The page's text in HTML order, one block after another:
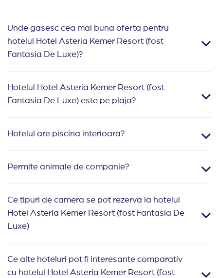
Unde gasesc cea mai buna oferta pentru
hotelul Hotel Asteria Kemer Resort (fost
Fantasia De Luxe)?
Hotelul Hotel Asteria Kemer Resort (fost
Fantasia De Luxe) este pe plaja?
Hotelul are piscina interioara?
Permite animale de companie?
Ce tipuri de camera se pot rezerva la hotelul
Hotel Asteria Kemer Resort (fost Fantasia De
Luxe)
Ce alte hoteluri pot fi interesante comparativ
cu hotelul Hotel Asteria Kemer Resort (fost